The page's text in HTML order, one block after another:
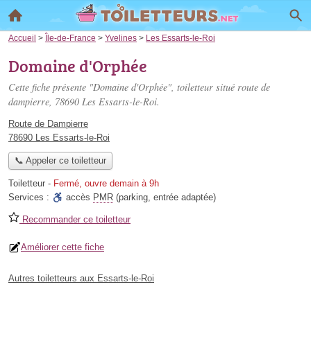
Accueil > Île-de-France > Yvelines > Les Essarts-le-Roi
Domaine d'Orphée
Cette fiche présente "Domaine d'Orphée", toiletteur situé route de
dampierre, 78690 Les Essarts-le-Roi.
Route de Dampierre
78690 Les Essarts-le-Roi
📞 Appeler ce toiletteur
Toiletteur - Fermé, ouvre demain à 9h
Services :
accès PMR (parking, entrée adaptée)
Recommander ce toiletteur
Améliorer cette fiche
Autres toiletteurs aux Essarts-le-Roi